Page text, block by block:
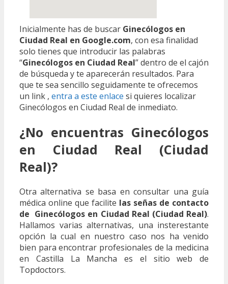
Inicialmente has de buscar Ginecólogos en
Ciudad Real en Google.com, con esa finalidad
solo tienes que introducir las palabras
“Ginecólogos en Ciudad Real” dentro de el cajón
de búsqueda y te aparecerán resultados. Para
que te sea sencillo seguidamente te ofrecemos
un link , entra a este enlace si quieres localizar
Ginecólogos en Ciudad Real de inmediato.
¿No encuentras Ginecólogos
en Ciudad Real (Ciudad
Real)?
Otra alternativa se basa en consultar una guía
médica online que facilite las señas de contacto
de Ginecólogos en Ciudad Real (Ciudad Real).
Hallamos varias alternativas, una insterestante
opción la cual en nuestro caso nos ha venido
bien para encontrar profesionales de la medicina
en Castilla La Mancha es el sitio web de
Topdoctors.